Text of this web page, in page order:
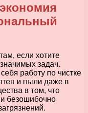
если хотите
задач.
работу по чистке
и пыли даже в
в том, что
безошибочно